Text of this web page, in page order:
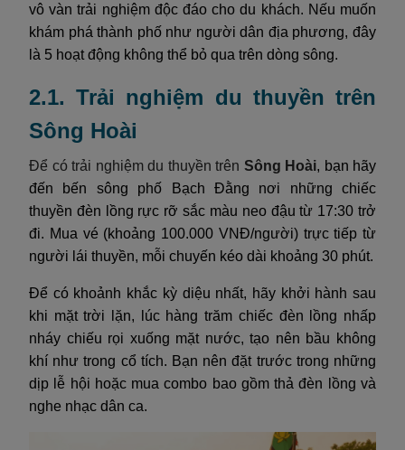
vô vàn trải nghiệm độc đáo cho du khách. Nếu muốn
khám phá thành phố như người dân địa phương, đây
là 5 hoạt động không thể bỏ qua trên dòng sông.
2.1. Trải nghiệm du thuyền trên
Sông Hoài
Để có trải nghiệm du thuyền trên Sông Hoài, bạn hãy
đến bến sông phố Bạch Đằng nơi những chiếc
thuyền đèn lồng rực rỡ sắc màu neo đậu từ 17:30 trở
đi. Mua vé (khoảng 100.000 VNĐ/người) trực tiếp từ
người lái thuyền, mỗi chuyến kéo dài khoảng 30 phút.
Để có khoảnh khắc kỳ diệu nhất, hãy khởi hành sau
khi mặt trời lặn, lúc hàng trăm chiếc đèn lồng nhấp
nháy chiếu rọi xuống mặt nước, tạo nên bầu không
khí như trong cổ tích. Bạn nên đặt trước trong những
dịp lễ hội hoặc mua combo bao gồm thả đèn lồng và
nghe nhạc dân ca.